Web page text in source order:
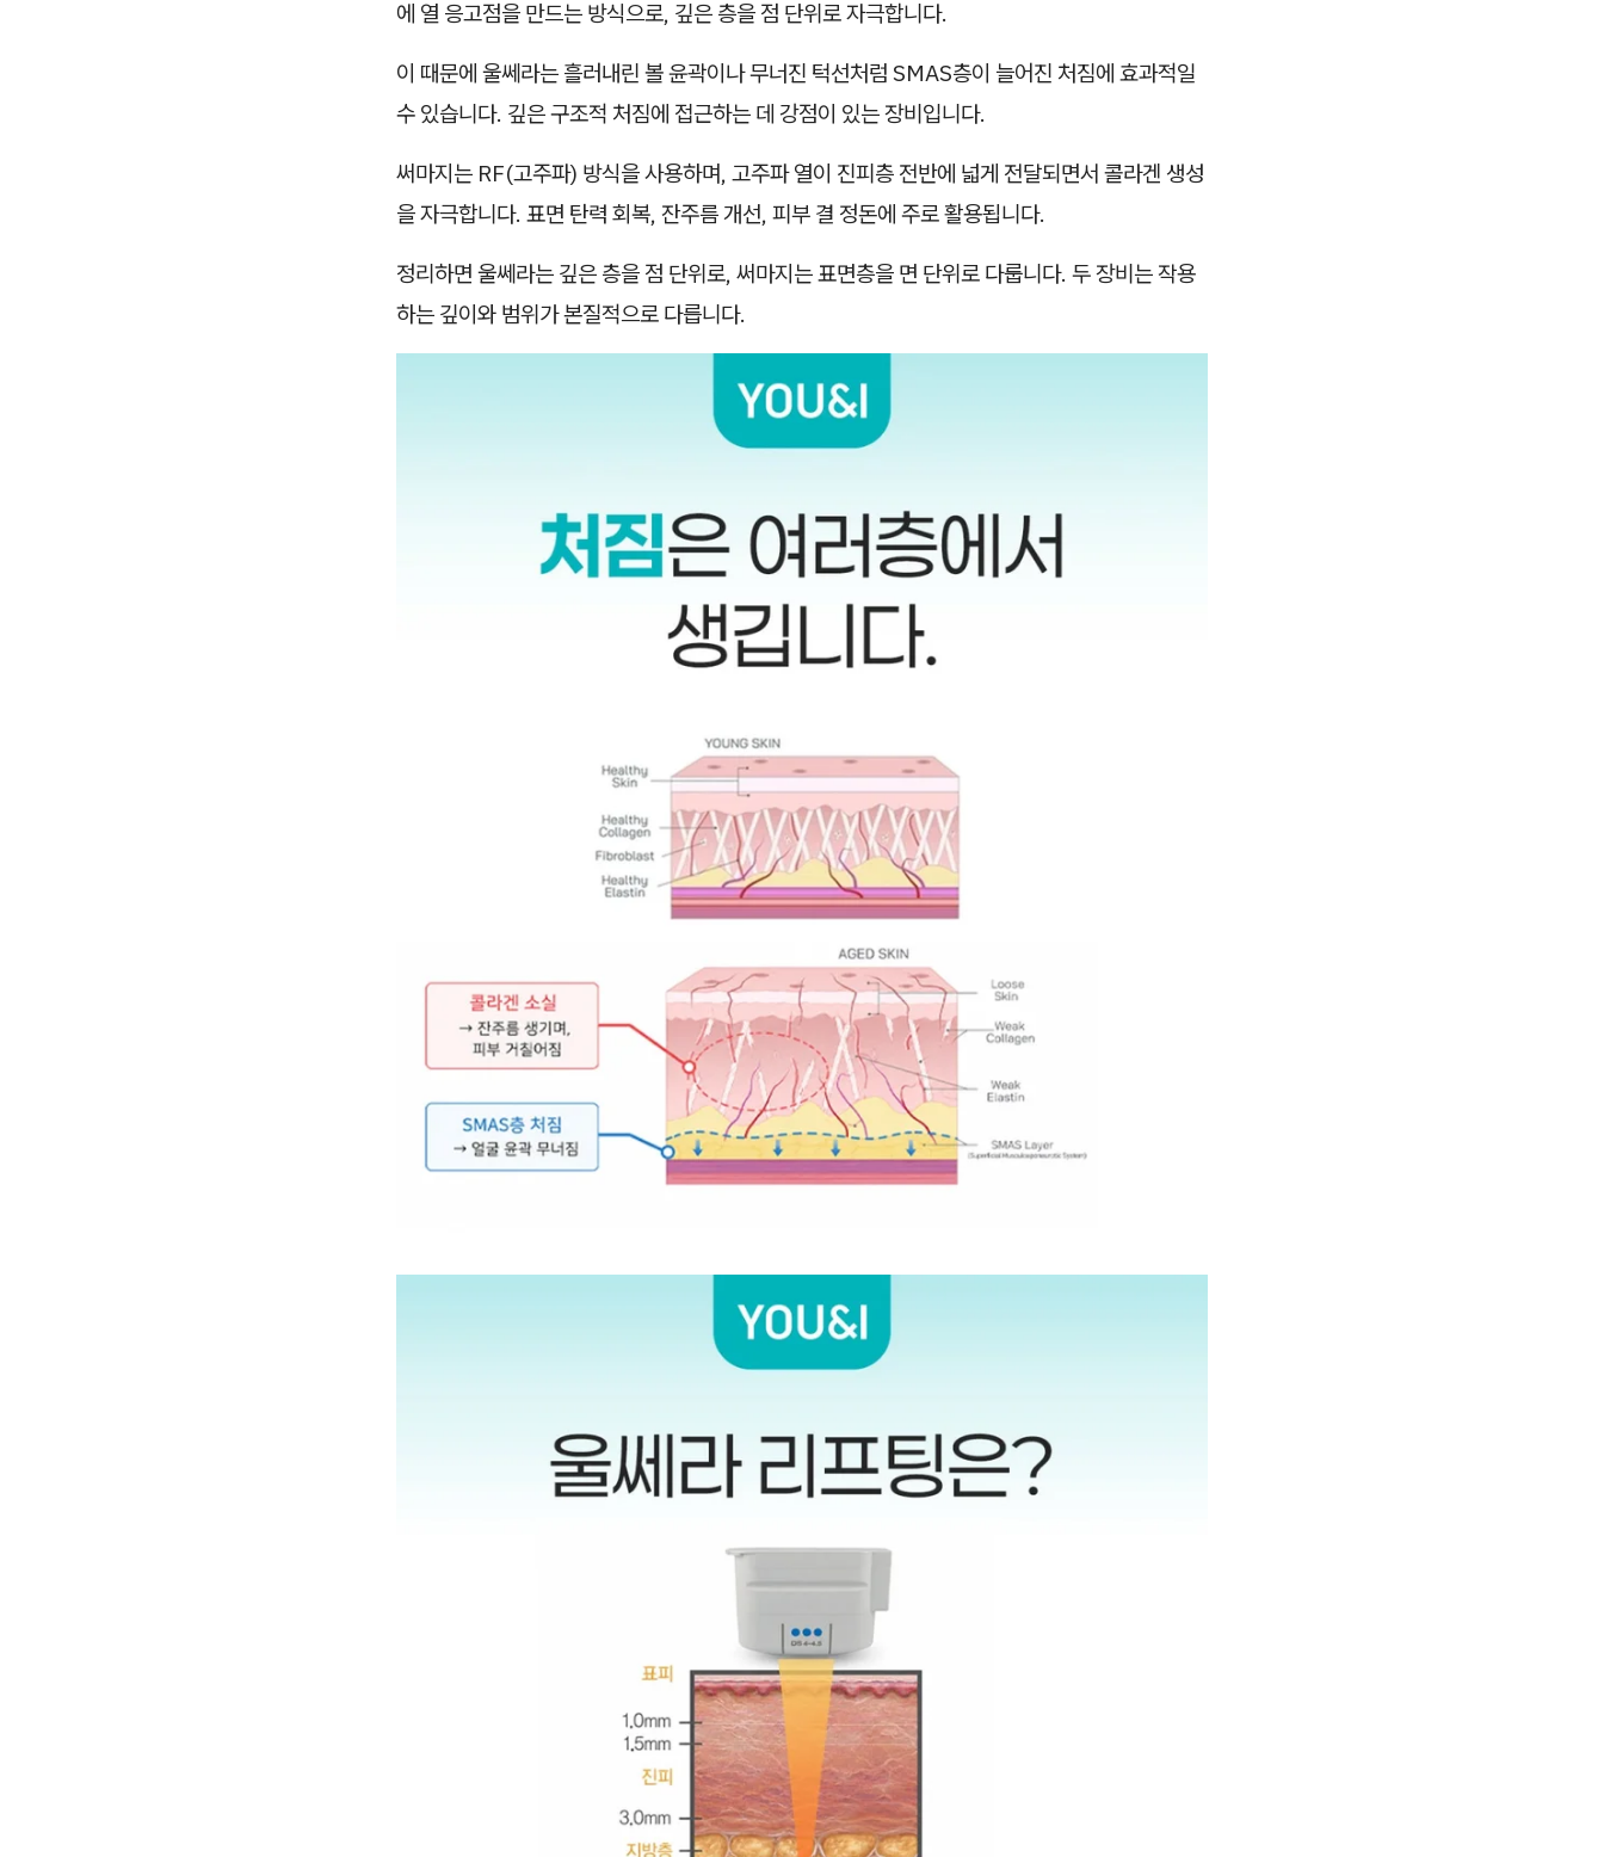
에 열 응고점을 만드는 방식으로, 깊은 층을 점 단위로 자극합니다.
이 때문에 울쎄라는 흘러내린 볼 윤곽이나 무너진 턱선처럼 SMAS층이 늘어진 처짐에 효과적일
수 있습니다. 깊은 구조적 처짐에 접근하는 데 강점이 있는 장비입니다.
써마지는 RF(고주파) 방식을 사용하며, 고주파 열이 진피층 전반에 넓게 전달되면서 콜라겐 생성
을 자극합니다. 표면 탄력 회복, 잔주름 개선, 피부 결 정돈에 주로 활용됩니다.
정리하면 울쎄라는 깊은 층을 점 단위로, 써마지는 표면층을 면 단위로 다룹니다. 두 장비는 작용
하는 깊이와 범위가 본질적으로 다릅니다.